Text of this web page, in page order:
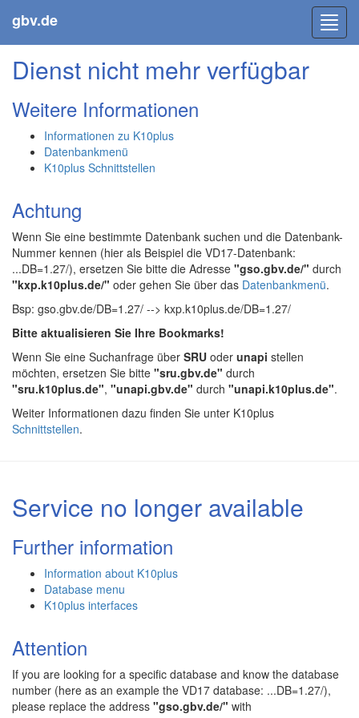
gbv.de
Dienst nicht mehr verfügbar
Weitere Informationen
Informationen zu K10plus
Datenbankmenü
K10plus Schnittstellen
Achtung
Wenn Sie eine bestimmte Datenbank suchen und die Datenbank-
Nummer kennen (hier als Beispiel die VD17-Datenbank:
...DB=1.27/), ersetzen Sie bitte die Adresse "gso.gbv.de/" durch
"kxp.k10plus.de/" oder gehen Sie über das Datenbankmenü.
Bsp: gso.gbv.de/DB=1.27/ --> kxp.k10plus.de/DB=1.27/
Bitte aktualisieren Sie Ihre Bookmarks!
Wenn Sie eine Suchanfrage über SRU oder unapi stellen
möchten, ersetzen Sie bitte "sru.gbv.de" durch
"sru.k10plus.de", "unapi.gbv.de" durch "unapi.k10plus.de".
Weiter Informationen dazu finden Sie unter K10plus
Schnittstellen.
Service no longer available
Further information
Information about K10plus
Database menu
K10plus interfaces
Attention
If you are looking for a specific database and know the database
number (here as an example the VD17 database: ...DB=1.27/),
please replace the address "gso.gbv.de/" with